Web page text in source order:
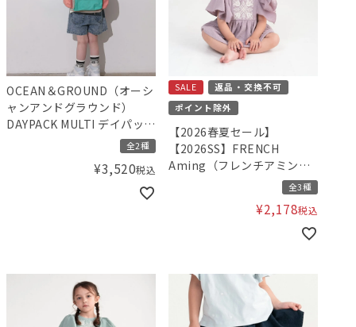
OCEAN＆GROUND（オーシ
ャンアンドグラウンド）
DAYPACK MULTI デイパック
全2種
¥3,520税込
SALE
返品・交換不可
ポイント除外
【2026春夏セール】
【2026SS】FRENCH
Aming（フレンチアミン
全3種
¥2,178税込